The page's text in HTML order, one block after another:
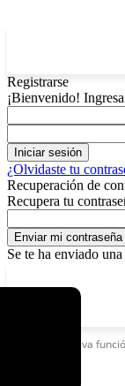
Registrarse
¡Bienvenido!
¿Olvidaste tu
Recuperación de
Recupera tu
Se te ha enviado
Nueva